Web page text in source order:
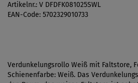
Artikelnr.: V DFDFK081025SWL
EAN-Code: 5702329010733
Verdunkelungsrollo Weiß mit Faltstore,
Schienenfarbe: Weiß. Das